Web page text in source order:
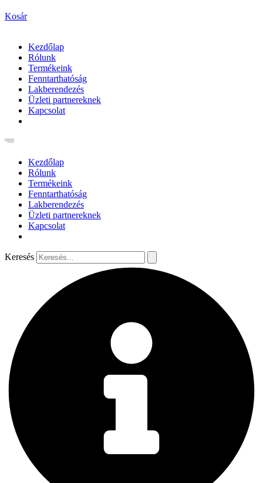
Kosár
Kezdőlap
Rólunk
Termékeink
Fenntarthatóság
Lakberendezés
Üzleti partnereknek
Kapcsolat
Kezdőlap
Rólunk
Termékeink
Fenntarthatóság
Lakberendezés
Üzleti partnereknek
Kapcsolat
Keresés